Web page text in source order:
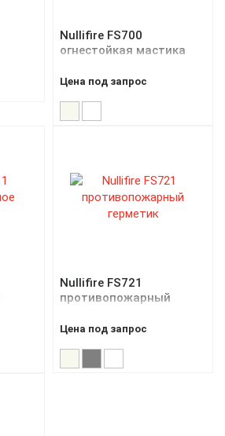
Nullifire FS700
огнестойкая мастика
Цена под запрос
Nullifire FS721
противопожарный
Цена под запрос